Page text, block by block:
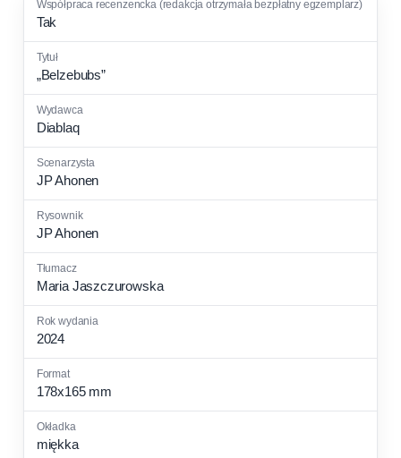
Tak
„Belzebubs”
Diablaq
JP Ahonen
JP Ahonen
Maria Jaszczurowska
2024
178x165 mm
miękka